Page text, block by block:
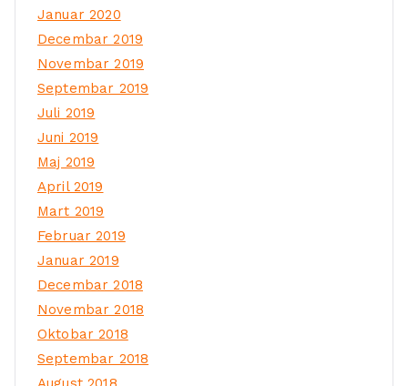
Januar 2020
Decembar 2019
Novembar 2019
Septembar 2019
Juli 2019
Juni 2019
Maj 2019
April 2019
Mart 2019
Februar 2019
Januar 2019
Decembar 2018
Novembar 2018
Oktobar 2018
Septembar 2018